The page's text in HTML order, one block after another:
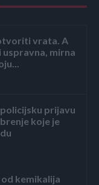
vrata. A
uspravna, mirna
prijavu
koje je
od kemikalija